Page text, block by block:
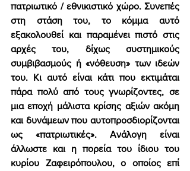
πατριωτικό / εθνικιστικό χώρο. Συνεπές
στη στάση του, το κόμμα αυτό
εξακολουθεί και παραμένει πιστό στις
αρχές του, δίχως συστημικούς
συμβιβασμούς ή «νόθευση» των ιδεών
του. Κι αυτό είναι κάτι που εκτιμάται
πάρα πολύ από τους γνωρίζοντες, σε
μια εποχή μάλιστα κρίσης αξιών ακόμη
και δυνάμεων που αυτοπροσδιορίζονται
ως «πατριωτικές». Ανάλογη είναι
άλλωστε και η πορεία του ίδιου του
κυρίου Ζαφειρόπουλου, ο οποίος επί